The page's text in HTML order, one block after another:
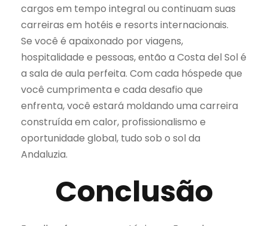
cargos em tempo integral ou continuam suas
carreiras em hotéis e resorts internacionais.
Se você é apaixonado por viagens,
hospitalidade e pessoas, então a Costa del Sol é
a sala de aula perfeita. Com cada hóspede que
você cumprimenta e cada desafio que
enfrenta, você estará moldando uma carreira
construída em calor, profissionalismo e
oportunidade global, tudo sob o sol da
Andaluzia.
Conclusão